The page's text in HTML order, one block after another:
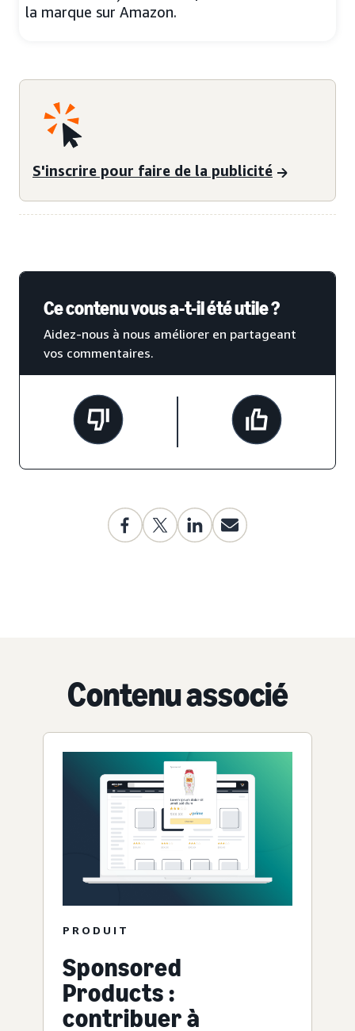
la marque sur Amazon.
S'inscrire pour faire de la publicité
Ce contenu vous a-t-il été utile ?
Aidez-nous à nous améliorer en partageant
vos commentaires.
Contenu associé
PRODUIT
Sponsored
Products :
contribuer à